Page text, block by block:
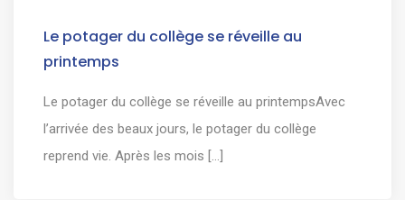
Le potager du collège se réveille au
printemps
Le potager du collège se réveille au printempsAvec
l’arrivée des beaux jours, le potager du collège
reprend vie. Après les mois [...]